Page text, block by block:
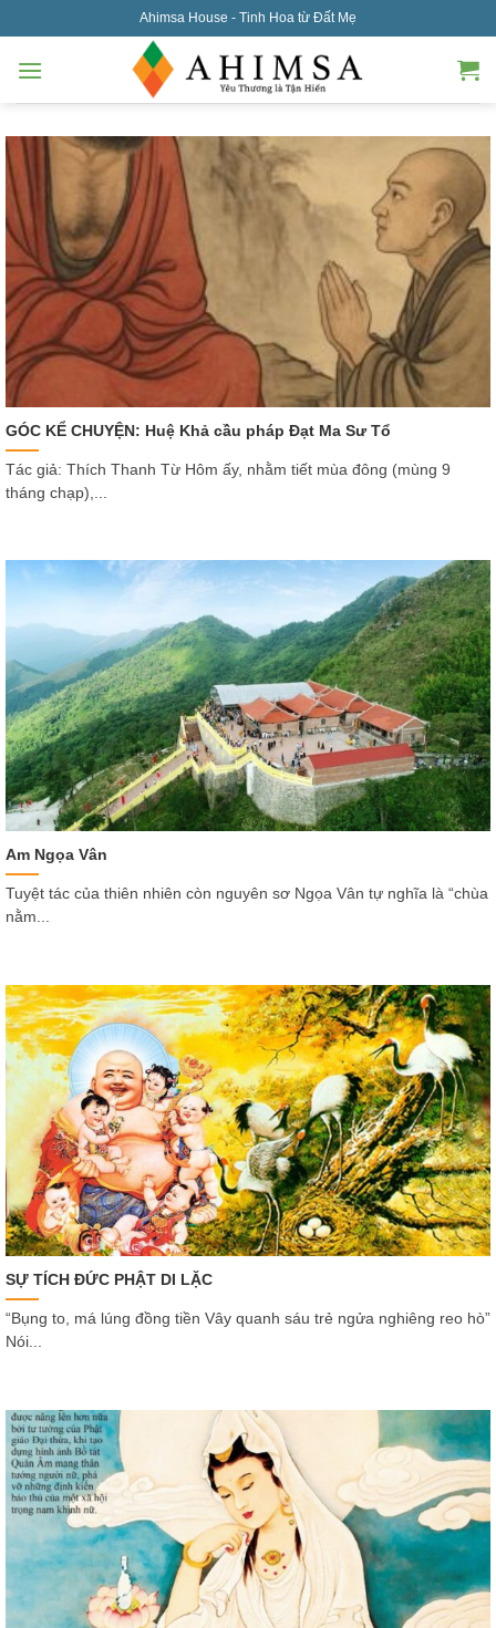
to
content
Ahimsa House - Tinh Hoa từ Đất Mẹ
GÓC KỂ CHUYỆN: Huệ Khả cầu pháp Đạt Ma Sư Tổ
Tác giả: Thích Thanh Từ Hôm ấy, nhằm tiết mùa đông (mùng 9
tháng chạp),...
Am Ngọa Vân
Tuyệt tác của thiên nhiên còn nguyên sơ Ngọa Vân tự nghĩa là “chùa
nằm...
SỰ TÍCH ĐỨC PHẬT DI LẶC
“Bụng to, má lúng đồng tiền Vây quanh sáu trẻ ngửa nghiêng reo hò”
Nói...